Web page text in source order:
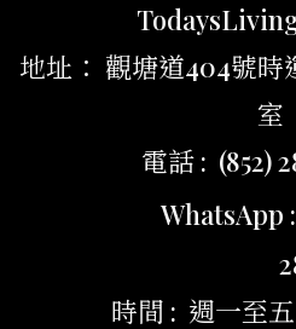
地址： 觀塘道404號時
室
電話 : (852)
WhatsApp :
時間 : 週一至